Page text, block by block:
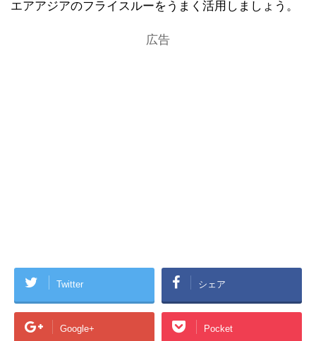
エアアジアのフライスルーをうまく活用しましょう。
広告
Twitter シェア
Google+ Pocket